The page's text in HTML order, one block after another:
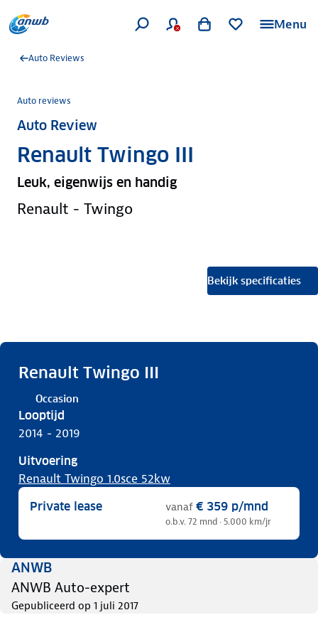
Menu
Auto Reviews
Auto reviews
Auto Review
Renault Twingo III
Leuk, eigenwijs en handig
Renault - Twingo
Bekijk specificaties
Renault Twingo III
Occasion
Looptijd
2014 - 2019
Uitvoering
Renault Twingo 1.0sce 52kw
Private lease vanaf € 359 p/mnd
o.b.v. 72 mnd · 5.000 km/jr
ANWB
ANWB Auto-expert
Gepubliceerd op 1 juli 2017